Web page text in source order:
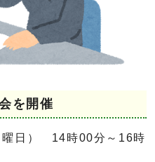
を開催
曜日） 14時00分～16時